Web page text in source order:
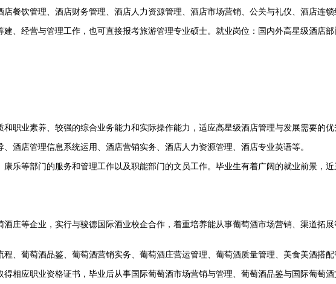
餐饮管理、酒店财务管理、酒店人力资源管理、酒店市场营销、公关与礼仪、酒店连锁
、经营与管理工作，也可直接报考旅游管理专业硕士。就业岗位：国内外高星级酒店
职业素养、较强的综合业务能力和实际操作能力，适应高星级酒店管理与发展需要的优
酒店管理信息系统运用、酒店营销实务、酒店人力资源管理、酒店专业英语等。
乐等部门的服务和管理工作以及职能部门的文员工作。毕业生有着广阔的就业前景，近
庄等企业，实行与骏德国际酒业校企合作，着重培养能从事葡萄酒市场营销、渠道拓
、葡萄酒品鉴、葡萄酒营销实务、葡萄酒庄营运管理、葡萄酒质量管理、美食美酒搭配
相应职业资格证书，毕业后从事国际葡萄酒市场营销与管理、葡萄酒品鉴与国际葡萄